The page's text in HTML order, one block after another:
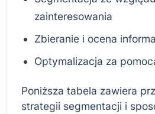
zainteresowania
Zbieranie i ocena
Optymalizacja za
Poniższa tabela zawiera
strategii segmentacji i